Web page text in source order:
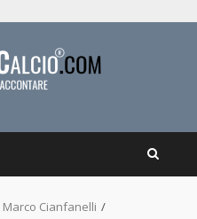
Cianfanelli